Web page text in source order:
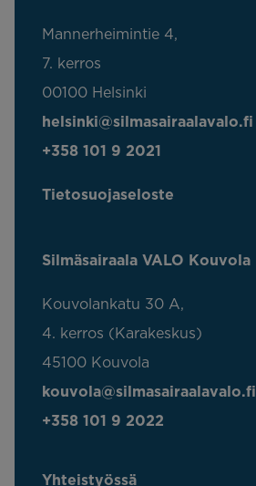
Mannerheimintie 4,
7. kerros
00100 Helsinki
helsinki@silmasairaalavalo.fi
+358 101 9 2021
Tietosuojaseloste
Silmäsairaala VALO Kouvola
Kouvolankatu 30 A,
4. kerros (Karakeskus)
45100 Kouvola
kouvola@silmasairaalavalo.fi
+358 101 9 2022
Yhteistyössä